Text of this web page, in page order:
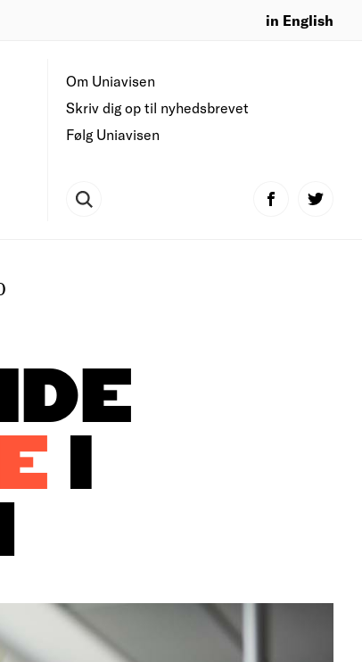
in English
Om Uniavisen
Skriv dig op til nyhedsbrevet
Følg Uniavisen
I